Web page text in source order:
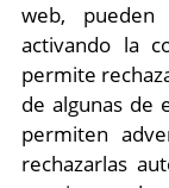
web, pueden
activando la
permite
de algunas de
permiten
rechazarlas